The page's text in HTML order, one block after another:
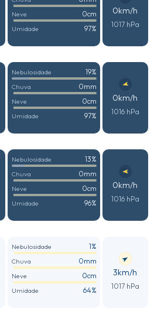
Neve 0cm
Umidade 97%
0km/h
1017 hPa
Nebulosidade 19%
Chuva 0mm
Neve 0cm
Umidade 97%
0km/h
1016 hPa
Nebulosidade 13%
Chuva 0mm
Neve 0cm
Umidade 96%
0km/h
1016 hPa
Nebulosidade 1%
Chuva 0mm
Neve 0cm
Umidade 64%
3km/h
1017 hPa